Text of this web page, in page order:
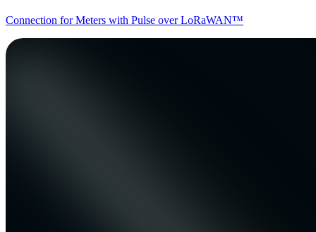
Connection for Meters with Pulse over LoRaWAN™